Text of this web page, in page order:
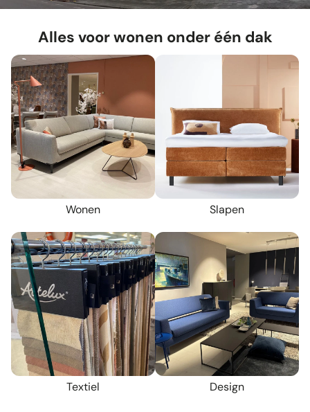
Alles voor wonen onder één dak
Wonen Slapen
Textiel Design